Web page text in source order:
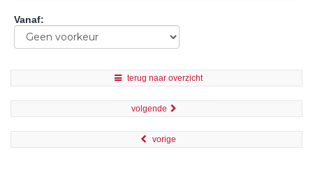
Vanaf:
terug naar overzicht
volgende
vorige